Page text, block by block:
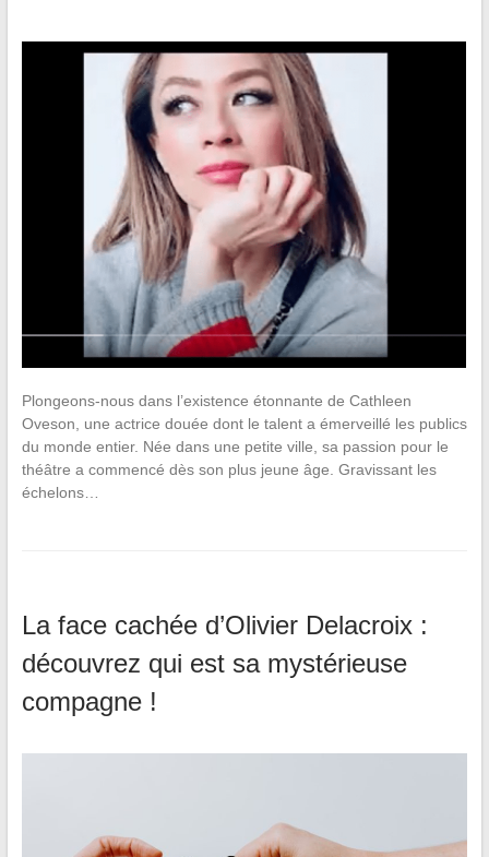
Plongeons-nous dans l’existence étonnante de Cathleen
Oveson, une actrice douée dont le talent a émerveillé les publics
du monde entier. Née dans une petite ville, sa passion pour le
théâtre a commencé dès son plus jeune âge. Gravissant les
échelons…
La face cachée d’Olivier Delacroix :
découvrez qui est sa mystérieuse
compagne !